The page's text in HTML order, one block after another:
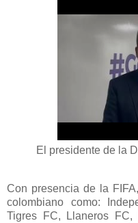
El presidente de la
Con presencia de la
colombiano como:
Tigres FC, Llaneros